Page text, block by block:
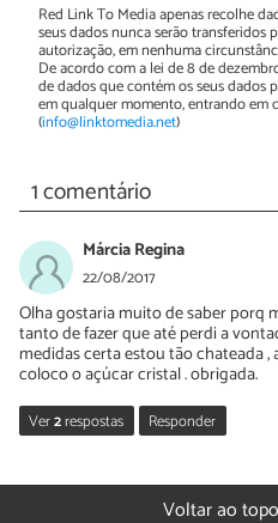
Red Link To Media apenas recolhe
seus dados nunca serão transferidos
autorização, em nenhuma
De acordo com a lei de 8 de
de dados que contém os seus dados
em qualquer momento, entrando em
(info@linktomedia.net)
1 comentário
Márcia Regina
22/08/2017
Olha gostaria muito de saber porq
tanto de fazer que até perdi a
medidas certa estou tão chateada
coloco o açúcar cristal . obrigada.
Ver2respostas Responder
22/08/2017Voltar ao